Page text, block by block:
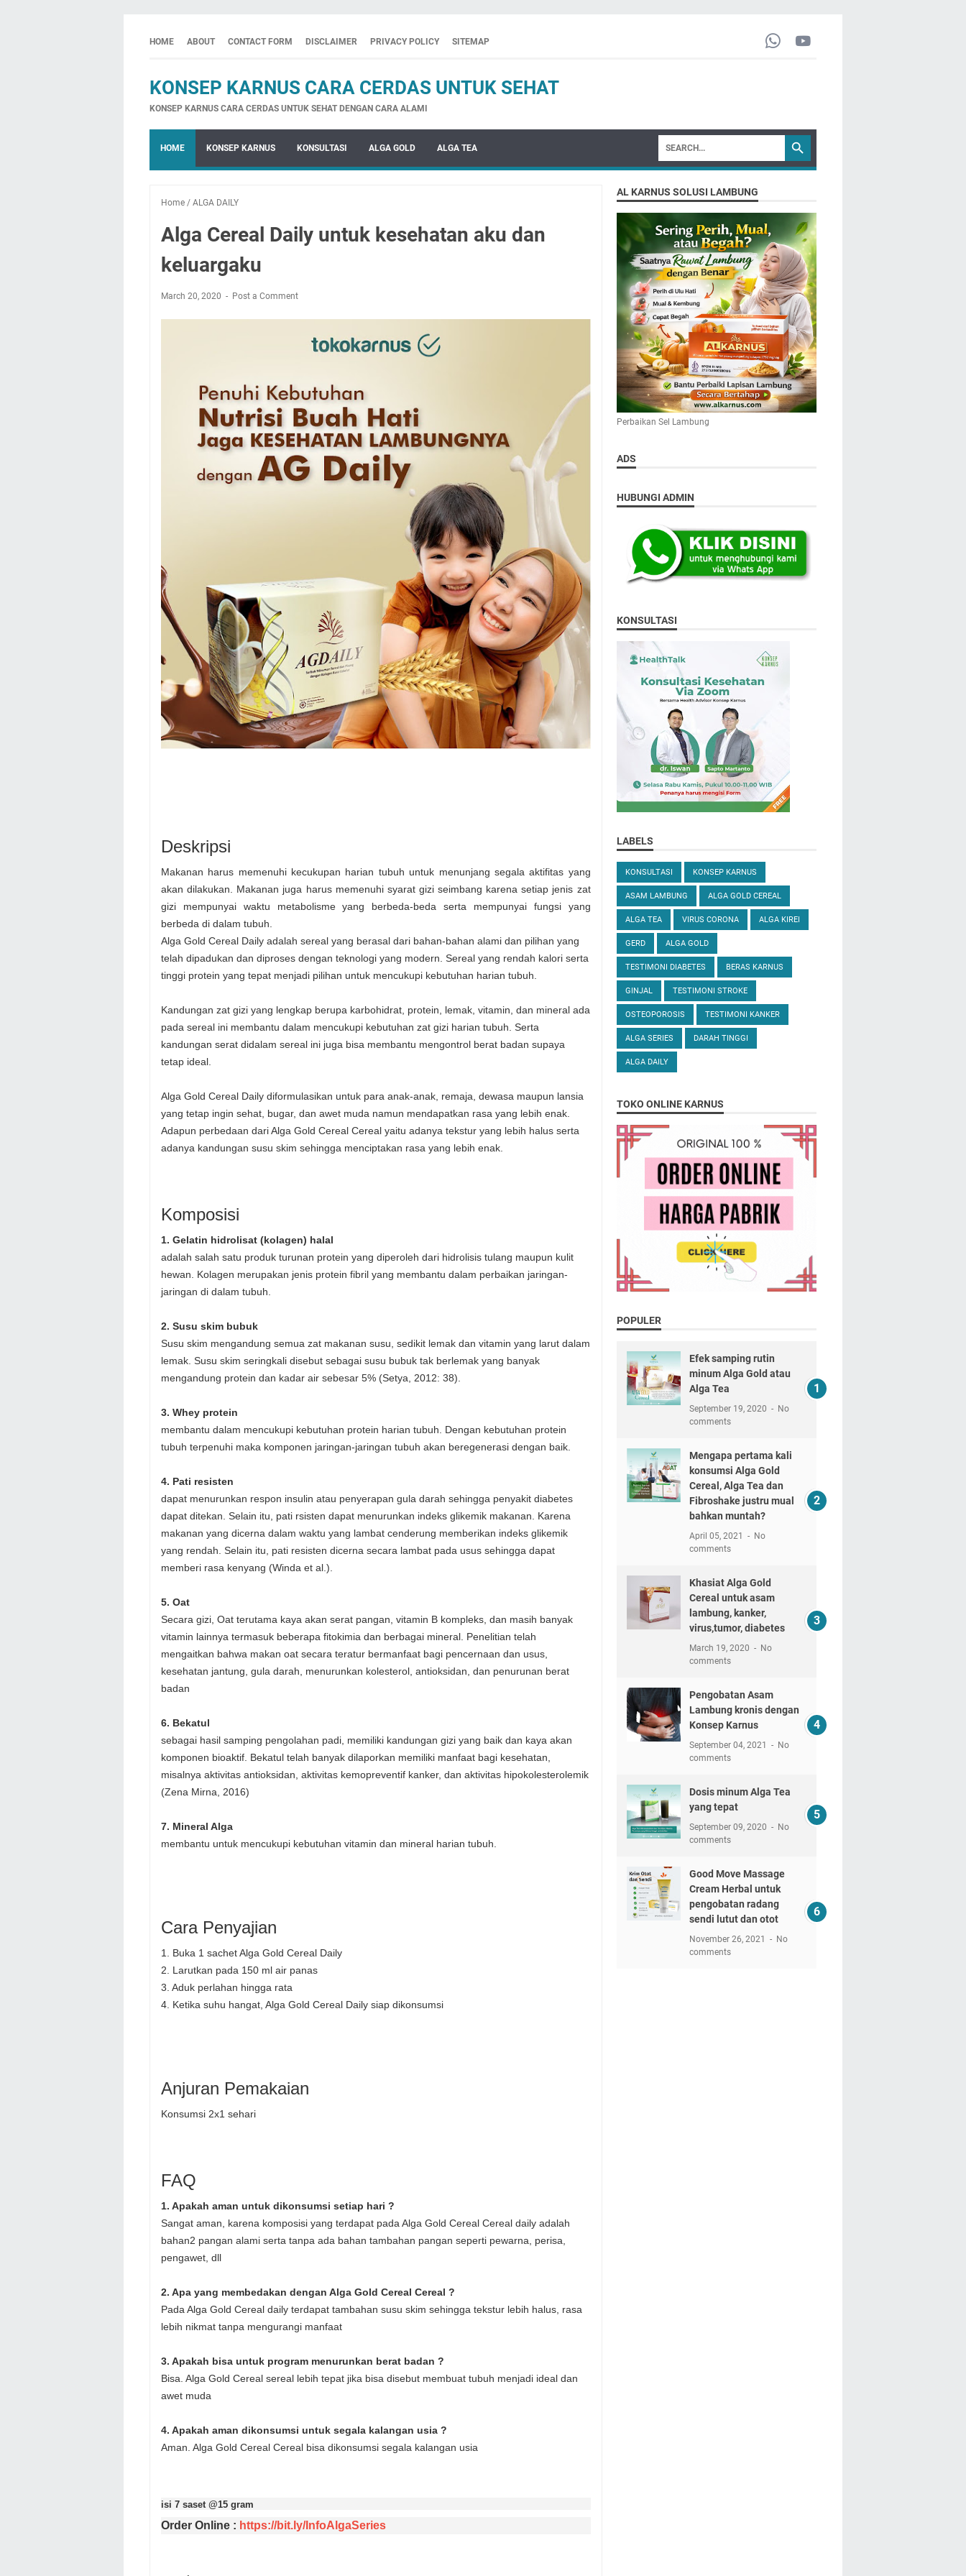
HOME ABOUT CONTACT FORM DISCLAIMER PRIVACY POLICY SITEMAP
KONSEP KARNUS CARA CERDAS UNTUK SEHAT
KONSEP KARNUS CARA CERDAS UNTUK SEHAT DENGAN CARA ALAMI
HOME KONSEP KARNUS KONSULTASI ALGA GOLD ALGA TEA
Home / ALGA DAILY
Alga Cereal Daily untuk kesehatan aku dan
keluargaku
March 20, 2020 Post a Comment
Deskripsi
Makanan harus memenuhi kecukupan harian tubuh untuk menunjang segala aktifitas yang
akan dilakukan. Makanan juga harus memenuhi syarat gizi seimbang karena setiap jenis zat
gizi mempunyai waktu metabolisme yang berbeda-beda serta mempunyai fungsi yang
berbeda di dalam tubuh.
Alga Gold Cereal Daily adalah sereal yang berasal dari bahan-bahan alami dan pilihan yang
telah dipadukan dan diproses dengan teknologi yang modern. Sereal yang rendah kalori serta
tinggi protein yang tepat menjadi pilihan untuk mencukupi kebutuhan harian tubuh.
Kandungan zat gizi yang lengkap berupa karbohidrat, protein, lemak, vitamin, dan mineral ada
pada sereal ini membantu dalam mencukupi kebutuhan zat gizi harian tubuh. Serta
kandungan serat didalam sereal ini juga bisa membantu mengontrol berat badan supaya
tetap ideal.
Alga Gold Cereal Daily diformulasikan untuk para anak-anak, remaja, dewasa maupun lansia
yang tetap ingin sehat, bugar, dan awet muda namun mendapatkan rasa yang lebih enak.
Adapun perbedaan dari Alga Gold Cereal Cereal yaitu adanya tekstur yang lebih halus serta
adanya kandungan susu skim sehingga menciptakan rasa yang lebih enak.
Komposisi
1. Gelatin hidrolisat (kolagen) halal
adalah salah satu produk turunan protein yang diperoleh dari hidrolisis tulang maupun kulit
hewan. Kolagen merupakan jenis protein fibril yang membantu dalam perbaikan jaringan-
jaringan di dalam tubuh.
2. Susu skim bubuk
Susu skim mengandung semua zat makanan susu, sedikit lemak dan vitamin yang larut dalam
lemak. Susu skim seringkali disebut sebagai susu bubuk tak berlemak yang banyak
mengandung protein dan kadar air sebesar 5% (Setya, 2012: 38).
3. Whey protein
membantu dalam mencukupi kebutuhan protein harian tubuh. Dengan kebutuhan protein
tubuh terpenuhi maka komponen jaringan-jaringan tubuh akan beregenerasi dengan baik.
4. Pati resisten
dapat menurunkan respon insulin atau penyerapan gula darah sehingga penyakit diabetes
dapat ditekan. Selain itu, pati rsisten dapat menurunkan indeks glikemik makanan. Karena
makanan yang dicerna dalam waktu yang lambat cenderung memberikan indeks glikemik
yang rendah. Selain itu, pati resisten dicerna secara lambat pada usus sehingga dapat
memberi rasa kenyang (Winda et al.).
5. Oat
Secara gizi, Oat terutama kaya akan serat pangan, vitamin B kompleks, dan masih banyak
vitamin lainnya termasuk beberapa fitokimia dan berbagai mineral. Penelitian telah
mengaitkan bahwa makan oat secara teratur bermanfaat bagi pencernaan dan usus,
kesehatan jantung, gula darah, menurunkan kolesterol, antioksidan, dan penurunan berat
badan
6. Bekatul
sebagai hasil samping pengolahan padi, memiliki kandungan gizi yang baik dan kaya akan
komponen bioaktif. Bekatul telah banyak dilaporkan memiliki manfaat bagi kesehatan,
misalnya aktivitas antioksidan, aktivitas kemopreventif kanker, dan aktivitas hipokolesterolemik
(Zena Mirna, 2016)
7. Mineral Alga
membantu untuk mencukupi kebutuhan vitamin dan mineral harian tubuh.
Cara Penyajian
1. Buka 1 sachet Alga Gold Cereal Daily
2. Larutkan pada 150 ml air panas
3. Aduk perlahan hingga rata
4. Ketika suhu hangat, Alga Gold Cereal Daily siap dikonsumsi
Anjuran Pemakaian
Konsumsi 2x1 sehari
FAQ
1. Apakah aman untuk dikonsumsi setiap hari ?
Sangat aman, karena komposisi yang terdapat pada Alga Gold Cereal Cereal daily adalah
bahan2 pangan alami serta tanpa ada bahan tambahan pangan seperti pewarna, perisa,
pengawet, dll
2. Apa yang membedakan dengan Alga Gold Cereal Cereal ?
Pada Alga Gold Cereal daily terdapat tambahan susu skim sehingga tekstur lebih halus, rasa
lebih nikmat tanpa mengurangi manfaat
3. Apakah bisa untuk program menurunkan berat badan ?
Bisa. Alga Gold Cereal sereal lebih tepat jika bisa disebut membuat tubuh menjadi ideal dan
awet muda
4. Apakah aman dikonsumsi untuk segala kalangan usia ?
Aman. Alga Gold Cereal Cereal bisa dikonsumsi segala kalangan usia
isi 7 saset @15 gram
Order Online : https://bit.ly/InfoAlgaSeries
AL KARNUS SOLUSI LAMBUNG
Perbaikan Sel Lambung
ADS
HUBUNGI ADMIN
KONSULTASI
LABELS
KONSULTASI KONSEP KARNUS
ASAM LAMBUNG ALGA GOLD CEREAL
ALGA TEA VIRUS CORONA ALGA KIREI
GERD ALGA GOLD
TESTIMONI DIABETES BERAS KARNUS
GINJAL TESTIMONI STROKE
OSTEOPOROSIS TESTIMONI KANKER
ALGA SERIES DARAH TINGGI
ALGA DAILY
TOKO ONLINE KARNUS
POPULER
Efek samping rutin
minum Alga Gold atau
Alga Tea
September 19, 2020
No
comments
Mengapa pertama kali
konsumsi Alga Gold
Cereal, Alga Tea dan
Fibroshake justru mual
bahkan muntah?
April 05, 2021
No
comments
Khasiat Alga Gold
Cereal untuk asam
lambung, kanker,
virus,tumor, diabetes
March 19, 2020
No
comments
Pengobatan Asam
Lambung kronis dengan
Konsep Karnus
September 04, 2021
No
comments
Dosis minum Alga Tea
yang tepat
September 09, 2020
No
comments
Good Move Massage
Cream Herbal untuk
pengobatan radang
sendi lutut dan otot
November 26, 2021
No
comments